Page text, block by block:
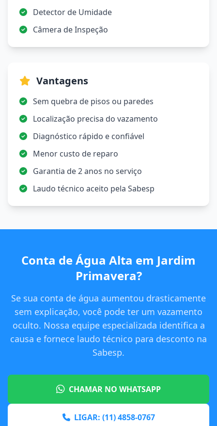
Detector de Umidade
Câmera de Inspeção
Vantagens
Sem quebra de pisos ou paredes
Localização precisa do vazamento
Diagnóstico rápido e confiável
Menor custo de reparo
Garantia de 2 anos no serviço
Laudo técnico aceito pela Sabesp
Conta de Água Alta em Jardim
Primavera?
Se sua conta de água aumentou drasticamente
sem explicação, você pode ter um vazamento
oculto. Nossa equipe especializada identifica a
causa e fornece laudo técnico para desconto na
Sabesp.
CHAMAR NO WHATSAPP
LIGAR: (11) 4858-0767